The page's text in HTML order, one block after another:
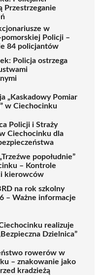
Przestrzeganie
w
Policji –
84 policjantów
Policja ostrzega
„Kaskadowy Pomiar
w Ciechocinku
Policji i Straży
Ciechocinku dla
popołudnie”
– Kontrole
kierowców
na rok szkolny
– Ważne informacje
realizuje
Dzielnica”
rowerów w
– znakowanie jako
kradzieżą